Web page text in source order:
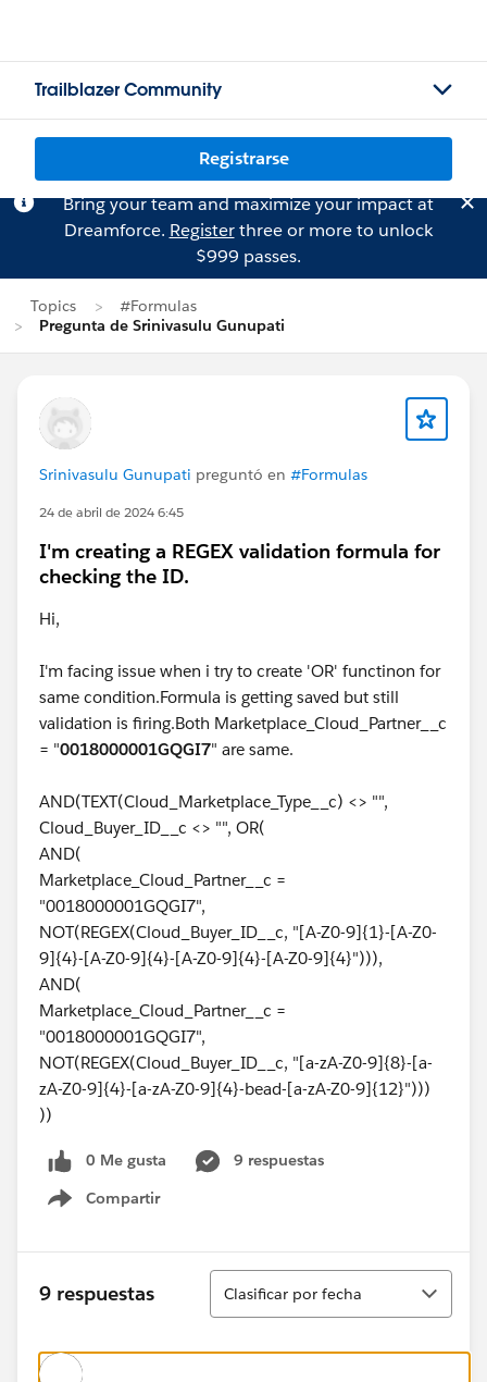
Trailblazer Community
Registrarse
Bring your team and maximize your impact at
Dreamforce. Registerthree or more to unlock
$999 passes.
Topics
#Formulas
Pregunta de Srinivasulu Gunupati
Srinivasulu Gunupati preguntó en #Formulas
24 de abril de 2024 6:45
I'm creating a REGEX validation formula for
checking the ID.
Hi,
I'm facing issue when i try to create 'OR' functinon for
same condition.Formula is getting saved but still
validation is firing.Both Marketplace_Cloud_Partner__c
= "0018000001GQGI7" are same.
AND(TEXT(Cloud_Marketplace_Type__c) <> "",
Cloud_Buyer_ID__c <> "", OR(
AND(
Marketplace_Cloud_Partner__c =
"0018000001GQGI7",
NOT(REGEX(Cloud_Buyer_ID__c, "[A-Z0-9]{1}-[A-Z0-
9]{4}-[A-Z0-9]{4}-[A-Z0-9]{4}-[A-Z0-9]{4}"))),
AND(
Marketplace_Cloud_Partner__c =
"0018000001GQGI7",
NOT(REGEX(Cloud_Buyer_ID__c, "[a-zA-Z0-9]{8}-[a-
zA-Z0-9]{4}-[a-zA-Z0-9]{4}-bead-[a-zA-Z0-9]{12}")))
))
0 Me gusta
9 respuestas
Compartir
Show menu
9 respuestas
Ordenar
Clasificar por fecha